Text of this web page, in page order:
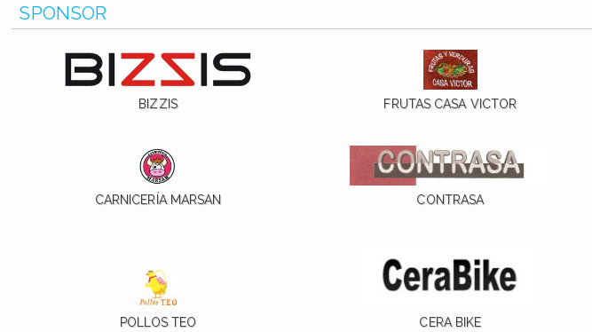
SPONSOR
BIZZIS FRUTAS CASA VICTOR
CARNICERÍA MARSAN CONTRASA
POLLOS TEO CERA BIKE